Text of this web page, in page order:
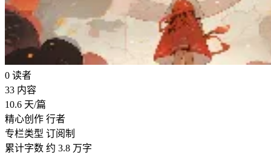
0 读者
33 内容
10.6 天/篇
精心创作 行者
专栏类型 订阅制
累计字数 约 3.8 万字